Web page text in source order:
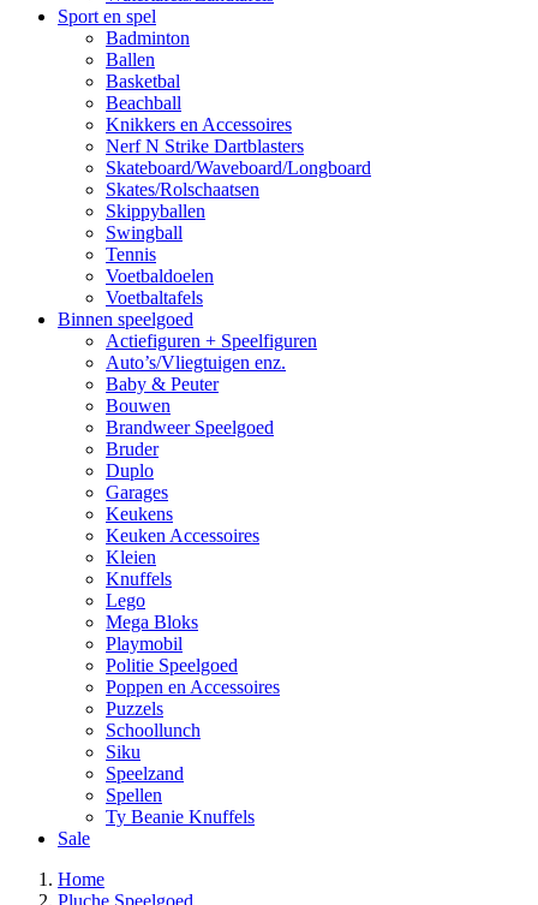
Sport en spel
Badminton
Ballen
Basketbal
Beachball
Knikkers en Accessoires
Nerf N Strike Dartblasters
Skateboard/Waveboard/Longboard
Skates/Rolschaatsen
Skippyballen
Swingball
Tennis
Voetbaldoelen
Voetbaltafels
Binnen speelgoed
Actiefiguren + Speelfiguren
Auto’s/Vliegtuigen enz.
Baby & Peuter
Bouwen
Brandweer Speelgoed
Bruder
Duplo
Garages
Keukens
Keuken Accessoires
Kleien
Knuffels
Lego
Mega Bloks
Playmobil
Politie Speelgoed
Poppen en Accessoires
Puzzels
Schoollunch
Siku
Speelzand
Spellen
Ty Beanie Knuffels
Sale
Home
Pluche Speelgoed